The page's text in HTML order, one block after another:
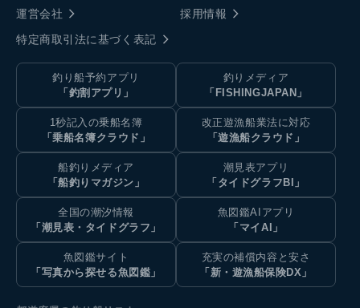
運営会社
採用情報
特定商取引法に基づく表記
釣り船予約アプリ
「釣割アプリ」
釣りメディア
「FISHINGJAPAN」
1秒記入の乗船名簿
「乗船名簿クラウド」
改正遊漁船業法に対応
「遊漁船クラウド」
船釣りメディア
「船釣りマガジン」
潮見表アプリ
「タイドグラフBI」
全国の潮汐情報
「潮見表・タイドグラフ」
魚図鑑AIアプリ
「マイAI」
魚図鑑サイト
「写真から探せる魚図鑑」
充実の補償内容と安さ
「新・遊漁船保険DX」